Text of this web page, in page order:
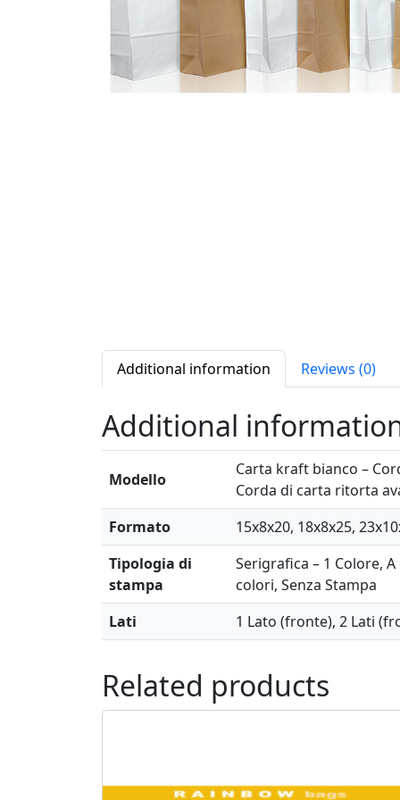
Additional information Reviews (0)
Additional
Modello
Carta kraft bianco –
Corda di carta ritorta
Formato
15x8x20, 18x8x25,
Tipologia di
stampa
Serigrafica – 1 Colore,
colori, Senza Stampa
Lati
1 Lato (fronte), 2 Lati
Related products